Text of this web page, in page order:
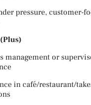
pressure, customer-
management or
in café/restaurant/